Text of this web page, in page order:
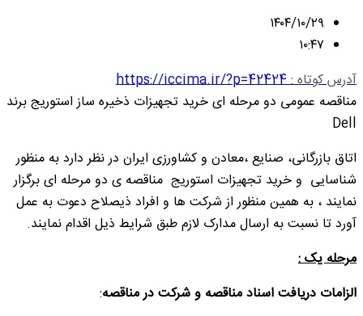
۱۴۰۴/۱۰/۲۹
۱۰:۴۷
آدرس کوتاه :https://iccima.ir/?p=42424
مناقصه عمومی دو مرحله ای خرید تجهیزات ذخیره ساز استوریج برند
Dell
اتاق بازرگانی، صنایع ،معادن و کشاورزی ایران در نظر دارد به منظور
شناسایی و خرید تجهیزات استوریج مناقصه ی دو مرحله ای برگزار
نمایند ، به همین منظور از شرکت ها و افراد ذیصلاح دعوت به عمل
آورد تا نسبت به ارسال مدارک لازم طبق شرایط ذیل اقدام نمایند.
مرحله یک :
الزامات دریافت اسناد مناقصه و شرکت در مناقصه: